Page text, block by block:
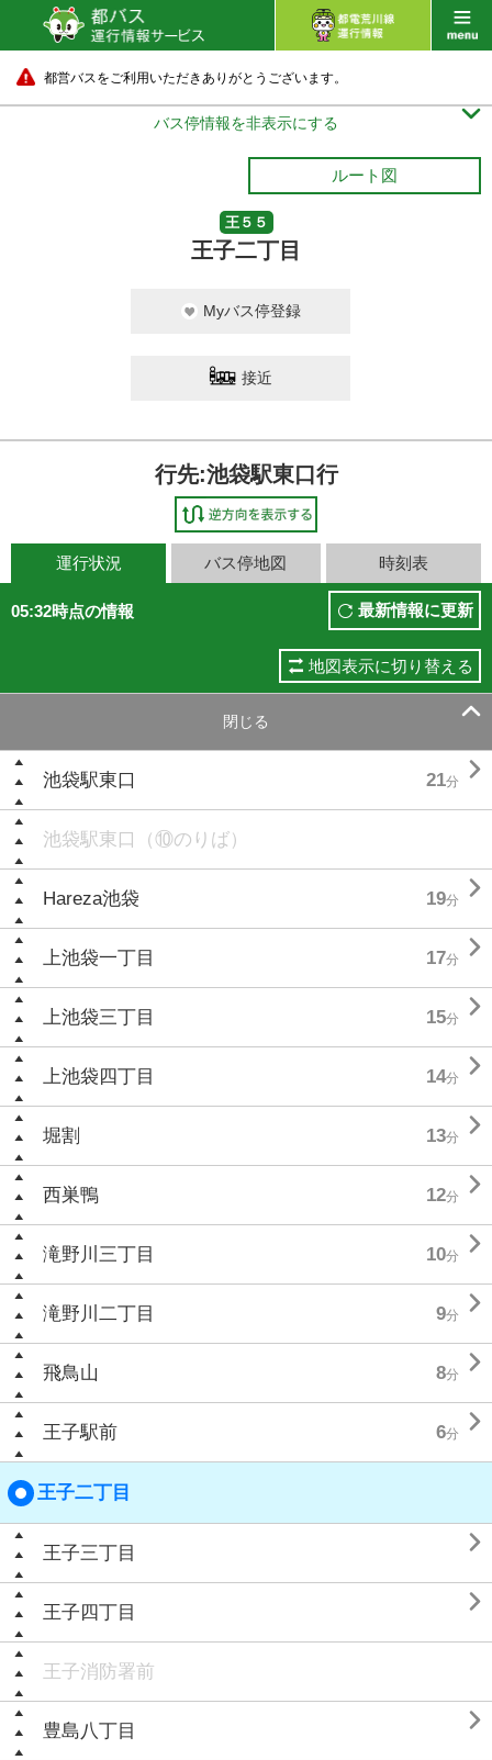
都営バスをご利用いただきありがとうございます。
バス停情報を非表示にする 
ルート図
王５５
王子二丁目
Myバス停登録
接近
行先:池袋駅東口行
運行状況 バス停地図 時刻表
05:32時点の情報 最新情報に更新
地図表示に切り替える
閉じる 
池袋駅東口 21分 
池袋駅東口（⑩のりば）
Hareza池袋 19分 
上池袋一丁目 17分 
上池袋三丁目 15分 
上池袋四丁目 14分 
堀割 13分 
西巣鴨 12分 
滝野川三丁目 10分 
滝野川二丁目 9分 
飛鳥山 8分 
王子駅前 6分 
王子二丁目
王子三丁目 
王子四丁目 
王子消防署前
豊島八丁目 